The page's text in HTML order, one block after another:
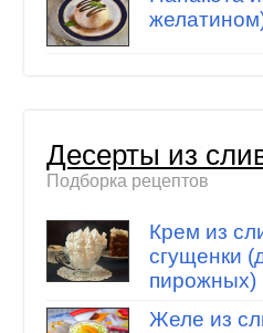
Десерты из
Подборка рецептов
Крем из
сгущенки
пирожных)
Желе из